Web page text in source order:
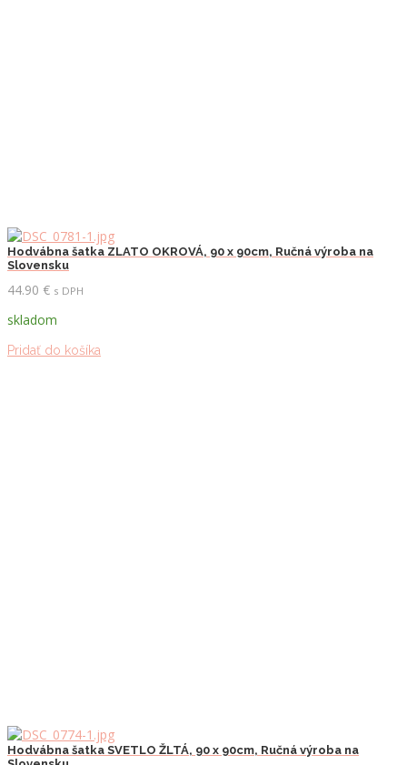
Hodvábna šatka ZLATO OKROVÁ, 90 x 90cm, Ručná výroba na
Slovensku
44.90 € s DPH
skladom
Pridať do košíka
Hodvábna šatka SVETLO ŽLTÁ, 90 x 90cm, Ručná výroba na